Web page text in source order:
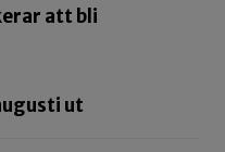
att bli
ut